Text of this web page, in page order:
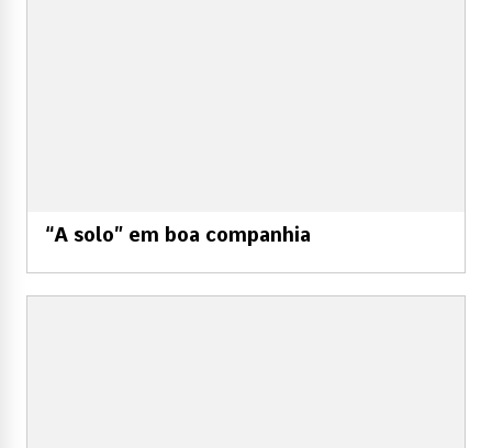
“A solo” em boa companhia